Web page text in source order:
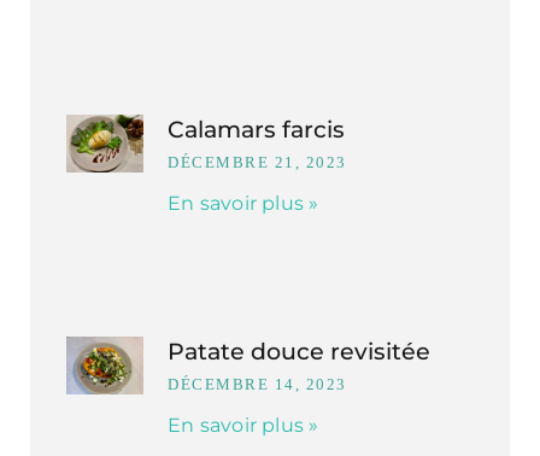
Calamars farcis
DÉCEMBRE 21, 2023
En savoir plus »
Patate douce revisitée
DÉCEMBRE 14, 2023
En savoir plus »